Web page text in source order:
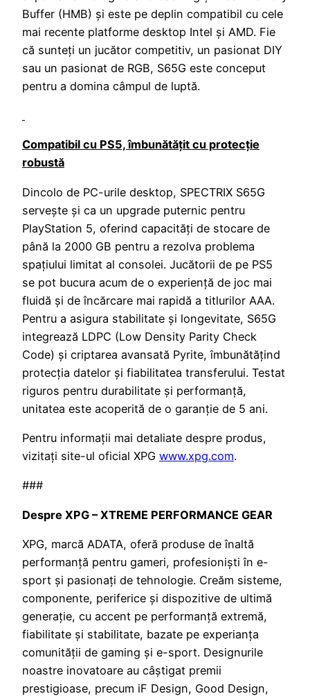
Buffer (HMB) și este pe deplin compatibil cu cele
mai recente platforme desktop Intel și AMD. Fie
că sunteți un jucător competitiv, un pasionat DIY
sau un pasionat de RGB, S65G este conceput
pentru a domina câmpul de luptă.
Compatibil cu PS5, îmbunătățit cu protecție
robustă
Dincolo de PC-urile desktop, SPECTRIX S65G
servește și ca un upgrade puternic pentru
PlayStation 5, oferind capacități de stocare de
până la 2000 GB pentru a rezolva problema
spațiului limitat al consolei. Jucătorii de pe PS5
se pot bucura acum de o experiență de joc mai
fluidă și de încărcare mai rapidă a titlurilor AAA.
Pentru a asigura stabilitate și longevitate, S65G
integrează LDPC (Low Density Parity Check
Code) și criptarea avansată Pyrite, îmbunătățind
protecția datelor și fiabilitatea transferului. Testat
riguros pentru durabilitate și performanță,
unitatea este acoperită de o garanție de 5 ani.
Pentru informații mai detaliate despre produs,
vizitați site-ul oficial XPG www.xpg.com.
###
Despre XPG – XTREME PERFORMANCE GEAR
XPG, marcă ADATA, oferă produse de înaltă
performanță pentru gameri, profesioniști în e-
sport și pasionați de tehnologie. Creăm sisteme,
componente, periferice și dispozitive de ultimă
generație, cu accent pe performanță extremă,
fiabilitate și stabilitate, bazate pe experianța
comunității de gaming și e-sport. Designurile
noastre inovatoare au câștigat premii
prestigioase, precum iF Design, Good Design,